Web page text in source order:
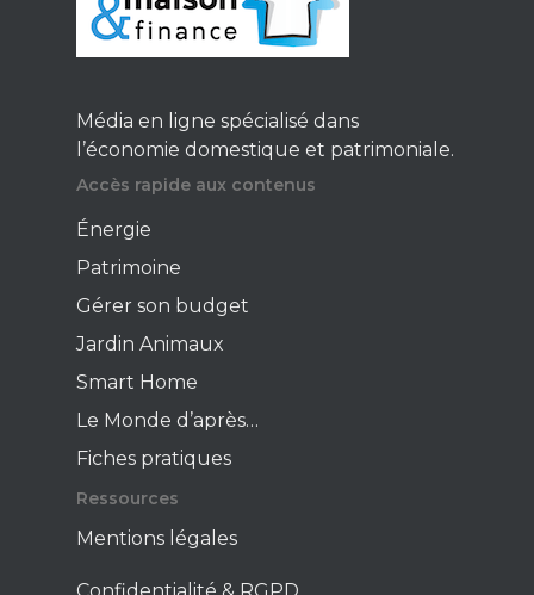
Média en ligne spécialisé dans
l’économie domestique et patrimoniale.
Accès rapide aux contenus
Énergie
Patrimoine
Gérer son budget
Jardin Animaux
Smart Home
Le Monde d’après…
Fiches pratiques
Ressources
Mentions légales